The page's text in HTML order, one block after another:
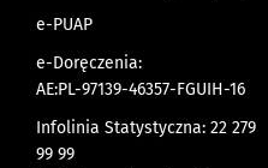
e-PUAP
e-Doręczenia:
AE:PL-97139-46357-FGUIH-16
Infolinia Statystyczna: 22 279
99 99